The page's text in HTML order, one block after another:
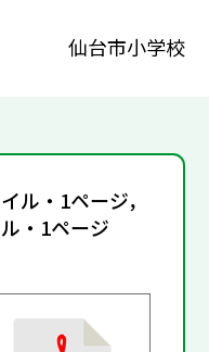
仙台市小学校
ル・1ページ，
・1ページ